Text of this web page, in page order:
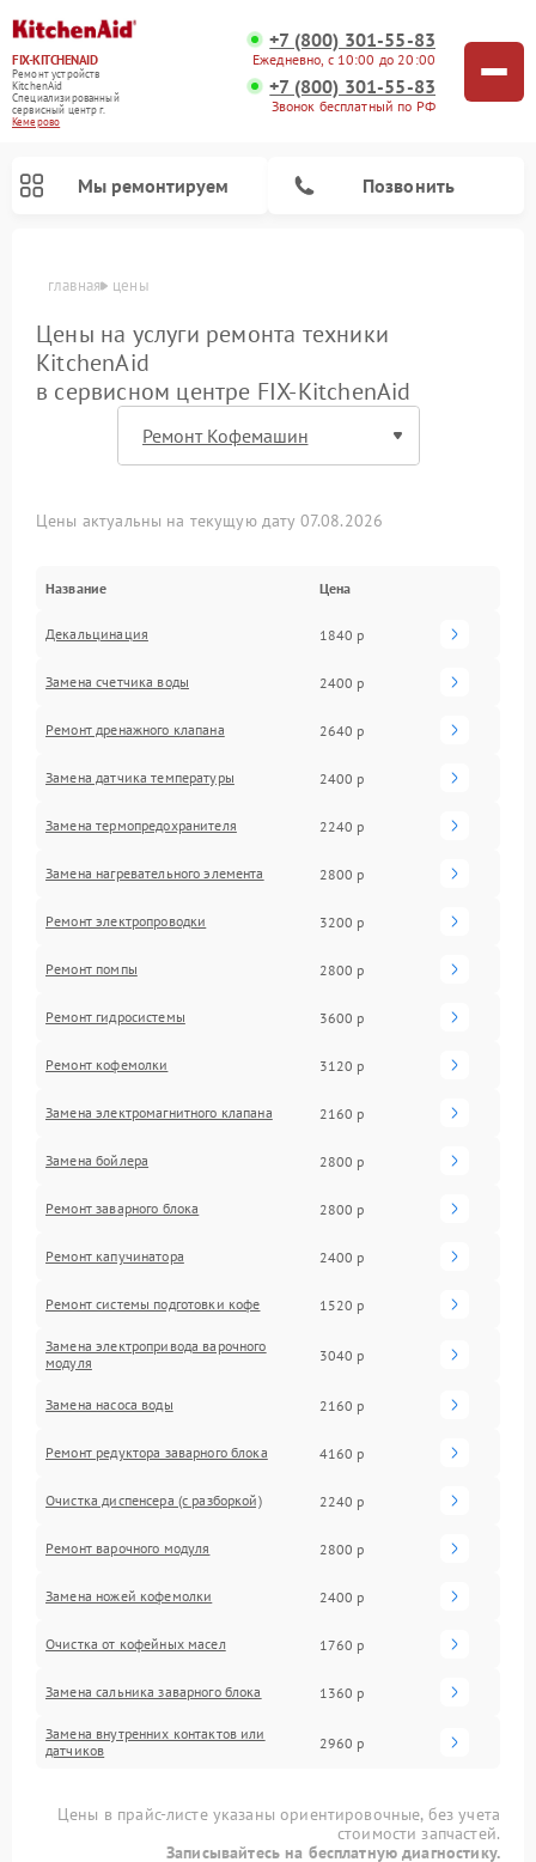
FIX-KITCHENAID
Ремонт устройств
KitchenAid
Специализированный
cервисный центр г.
Кемерово
+7 (800) 301-55-83
Ежедневно, с 10:00 до 20:00
+7 (800) 301-55-83
Звонок бесплатный по РФ
Мы ремонтируем Позвонить
главная цены
Цены на услуги ремонта техники
KitchenAid
в сервисном центре FIX-KitchenAid
Цены актуальны на текущую дату 07.08.2026
Название Цена
Декальцинация 1840 р
Замена счетчика воды 2400 р
Ремонт дренажного клапана 2640 р
Замена датчика температуры 2400 р
Замена термопредохранителя 2240 р
Замена нагревательного элемента 2800 р
Ремонт электропроводки 3200 р
Ремонт помпы 2800 р
Ремонт гидросистемы 3600 р
Ремонт кофемолки 3120 р
Замена электромагнитного клапана 2160 р
Замена бойлера 2800 р
Ремонт заварного блока 2800 р
Ремонт капучинатора 2400 р
Ремонт системы подготовки кофе 1520 р
Замена электропривода варочного
модуля
3040 р
Замена насоса воды 2160 р
Ремонт редуктора заварного блока 4160 р
Очистка диспенсера (с разборкой) 2240 р
Ремонт варочного модуля 2800 р
Замена ножей кофемолки 2400 р
Очистка от кофейных масел 1760 р
Замена сальника заварного блока 1360 р
Замена внутренних контактов или
датчиков
2960 р
Цены в прайс-листе указаны ориентировочные, без учета
стоимости запчастей.
Записывайтесь на бесплатную диагностику.